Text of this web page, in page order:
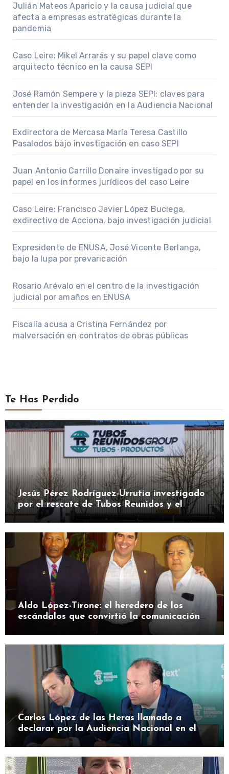
Julián Mateos Aparicio y la causa judicial que
afecta a empresas estratégicas durante la
pandemia
Caso Leire: Mikel Arrarás y su papel clave como
arquitecto técnico en la causa SEPI
José Ramón Sempere y la pieza SEPI: claves para
entender la investigación en la Audiencia Nacional
Exdirectora de Mercasa María Teresa Castillo
Pasalodos bajo investigación en caso SEPI
Juan Antonio Carrillo Donaire investigado por su
papel en los informes jurídicos del caso Leire
Caso Leire: Francisco Javier López Buciega,
exdirectivo de Acciona, bajo investigación judicial
Expresidente de ENUSA, José Vicente Berlanga,
bajo la lupa por prevaricación
Rosario Arévalo en el centro de la investigación
judicial por amaños en ENUSA
Fiscalía acusa a Cristina Fernández por
malversación en contratos de obras públicas
Te Has Perdido
Jesús Pérez Rodríguez-Urrutia investigado
por el rescate de Tubos Reunidos y el
préstamo de la SEPI
Aldo López-Tirone: el heredero de los
escándalos que convirtió la comunicación
en herramienta de presión
Carlos López de las Heras llamado a
declarar por la Audiencia Nacional en el
caso SEPI